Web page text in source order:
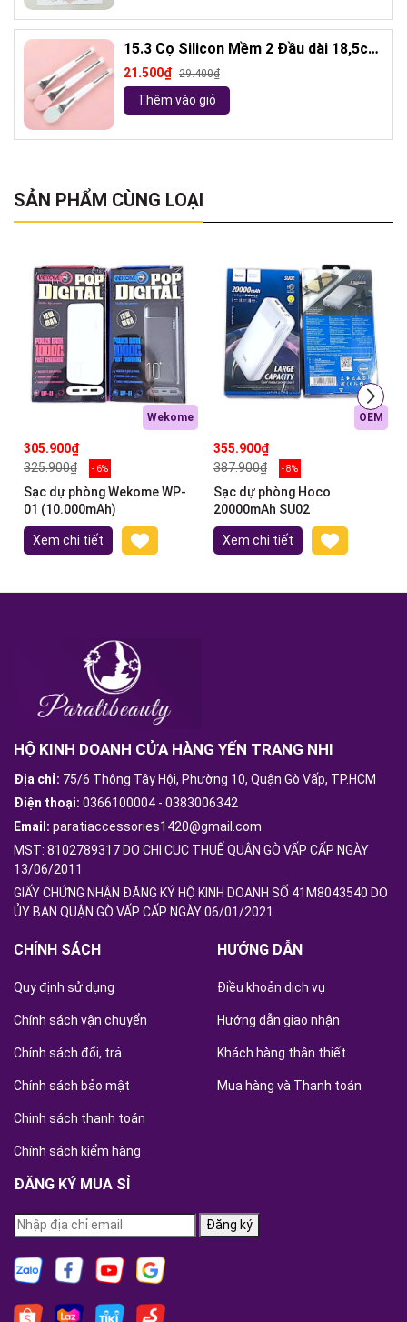
15.3 Cọ Silicon Mềm 2 Đầu dài 18,5cm
( ngẫu nhiên)
21.500₫ 29.400₫
Thêm vào giỏ
SẢN PHẨM CÙNG LOẠI
Wekome
305.900₫
325.900₫
- 6%
Sạc dự phòng Wekome WP-
01 (10.000mAh)
Xem chi tiết
OEM
355.900₫
387.900₫
- 8%
Sạc dự phòng Hoco
20000mAh SU02
Xem chi tiết
HỘ KINH DOANH CỬA HÀNG YẾN TRANG NHI
Địa chỉ: 75/6 Thông Tây Hội, Phường 10, Quận Gò Vấp, TP.HCM
Điện thoại: 0366100004 - 0383006342
Email: paratiaccessories1420@gmail.com
MST: 8102789317 DO CHI CỤC THUẾ QUẬN GÒ VẤP CẤP NGÀY
13/06/2011
GIẤY CHỨNG NHẬN ĐĂNG KÝ HỘ KINH DOANH SỐ 41M8043540 DO
ỦY BAN QUẬN GÒ VẤP CẤP NGÀY 06/01/2021
CHÍNH SÁCH
Quy định sử dụng
Chính sách vận chuyển
Chính sách đổi, trả
Chính sách bảo mật
Chinh sách thanh toán
Chính sách kiểm hàng
HƯỚNG DẪN
Điều khoản dịch vụ
Hướng dẫn giao nhận
Khách hàng thân thiết
Mua hàng và Thanh toán
ĐĂNG KÝ MUA SỈ
Đăng ký